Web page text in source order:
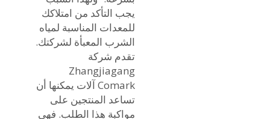
يجب التأكد من امتلاكك
للمعدات المناسبة لمياه
الشرب المعبأة لشركتك.
تقدم شركة
Zhangjiagang
Comark آلات يمكنها أن
تساعد المنتجين على
مواكبة هذا الطلب. فهي